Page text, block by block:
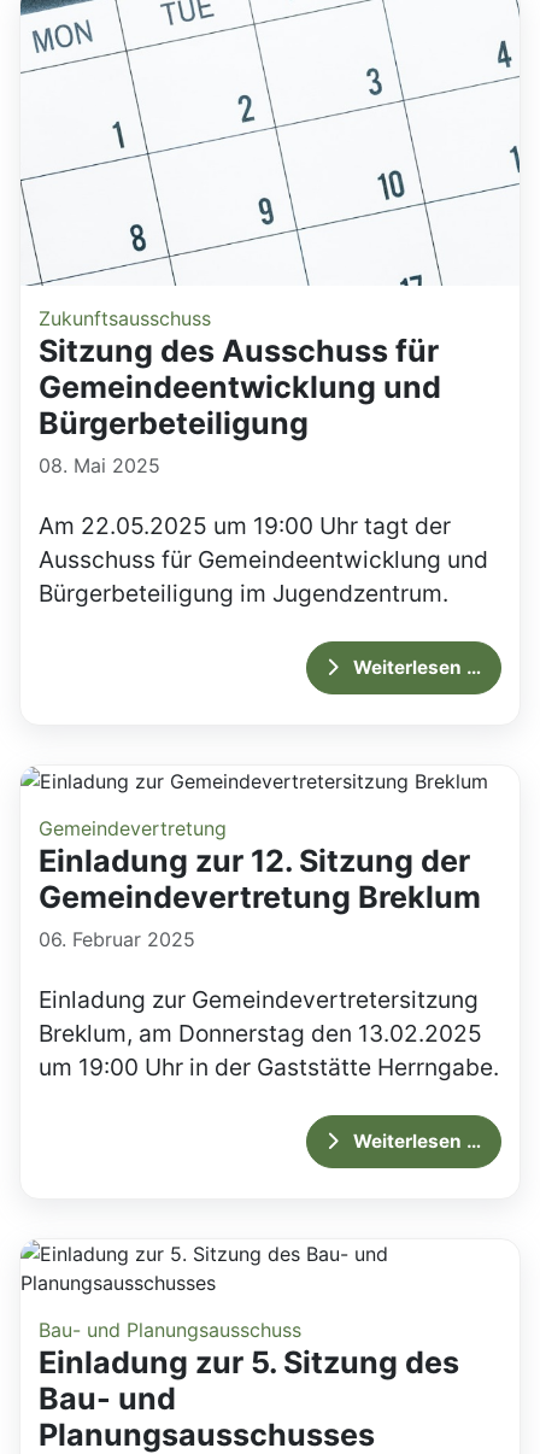
Zukunftsausschuss
Sitzung des Ausschuss für
Gemeindeentwicklung und
Bürgerbeteiligung
08. Mai 2025
Am 22.05.2025 um 19:00 Uhr tagt der
Ausschuss für Gemeindeentwicklung und
Bürgerbeteiligung im Jugendzentrum.
Weiterlesen …
Gemeindevertretung
Einladung zur 12. Sitzung der
Gemeindevertretung Breklum
06. Februar 2025
Einladung zur Gemeindevertretersitzung
Breklum, am Donnerstag den 13.02.2025
um 19:00 Uhr in der Gaststätte Herrngabe.
Weiterlesen …
Bau- und Planungsausschuss
Einladung zur 5. Sitzung des
Bau- und
Planungsausschusses